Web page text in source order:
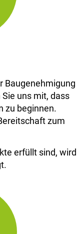
Baugenehmigung
uns mit, dass
zu beginnen.
zum
erfüllt sind, wird